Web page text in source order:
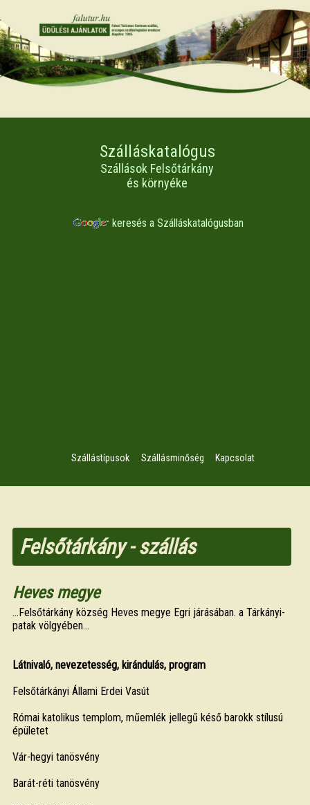
Szálláskatalógus
Szállások Felsőtárkány
és környéke
keresés a Szálláskatalógusban
Szállástípusok Szállásminőség Kapcsolat
Felsőtárkány - szállás
Heves megye
...Felsőtárkány község Heves megye Egri járásában. a Tárkányi-
patak völgyében...
Látnivaló, nevezetesség, kirándulás, program
Felsőtárkányi Állami Erdei Vasút
Római katolikus templom, műemlék jellegű késő barokk stílusú
épületet
Vár-hegyi tanösvény
Barát-réti tanösvény